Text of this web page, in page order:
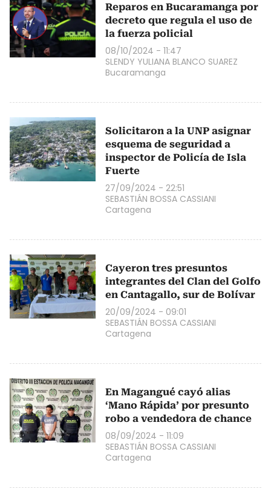
Reparos en Bucaramanga por
decreto que regula el uso de
la fuerza policial
08/10/2024 - 11:47
SLENDY YULIANA BLANCO SUAREZ
Bucaramanga
Solicitaron a la UNP asignar
esquema de seguridad a
inspector de Policía de Isla
Fuerte
27/09/2024 - 22:51
SEBASTIÁN BOSSA CASSIANI
Cartagena
Cayeron tres presuntos
integrantes del Clan del Golfo
en Cantagallo, sur de Bolívar
20/09/2024 - 09:01
SEBASTIÁN BOSSA CASSIANI
Cartagena
En Magangué cayó alias
‘Mano Rápida’ por presunto
robo a vendedora de chance
08/09/2024 - 11:09
SEBASTIÁN BOSSA CASSIANI
Cartagena